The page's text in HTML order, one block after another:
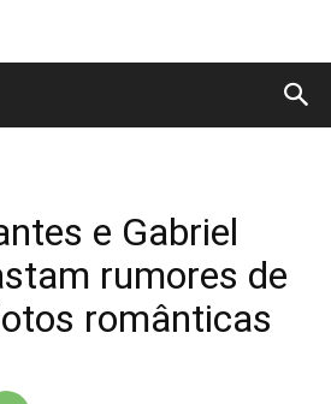
e Gabriel
rumores de
românticas